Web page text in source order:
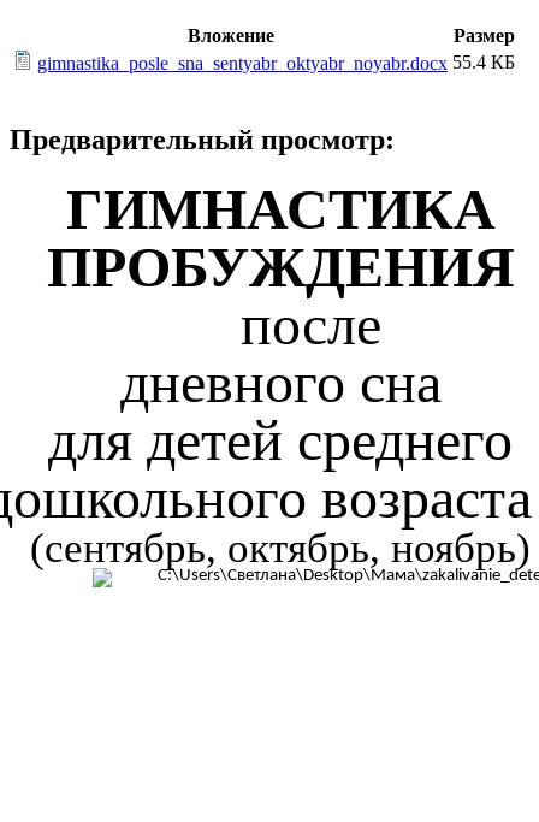
Вложение
Размер
gimnastika_posle_sna_sentyabr_oktyabr_noyabr.docx 55.4 КБ
Предварительный просмотр:
ГИМНАСТИКА
ПРОБУЖДЕНИЯ
после
дневного сна
для детей среднего
возраста
(сентябрь, октябрь, ноябрь)